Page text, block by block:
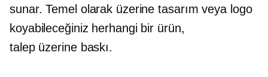
sunar. Temel olarak üzerine tasarım veya logo
koyabileceğiniz herhangi bir ürün,
talep üzerine baskı.